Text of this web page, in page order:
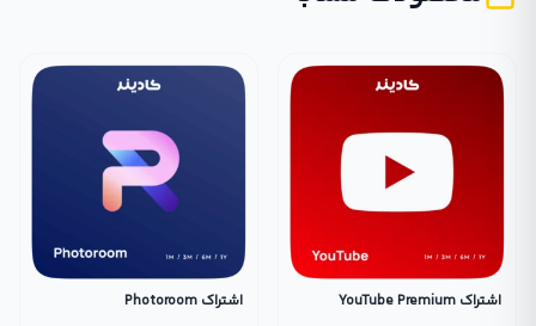
اشتراک YouTube Premium اشتراک Photoroom